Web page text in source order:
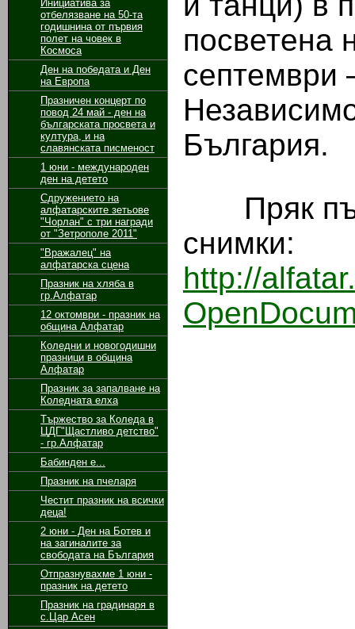
Инициатива за
отбелязване на 50-та
годишнина от първия
полет на човек в
Космоса
Ден на победата и Ден
на Европа
Празничен концерт по
повод 24 май - ден на
българската просвета и
култура, и на
славянската писменост
1 юни - международен
ден на детето
Сдружението на
алфатарските зетьове
"Чорлан" с три награди
от "Зетрополе 2011"
"Вражалец" на
алфатарска сцена
Празник на хляба в
гр.Алфатар
12 октомври - празник на
община Алфатар
Коледни и новогодишни
празници в община
Алфатар
Празник за запалване на
Коледната елха
Тържество за Коледа в
ЦДГ"Щастливо детство"
- гр.Алфатар
Бабинден е...
Празник на пчеларя
Честит празник на всички
деца!
2 юни - Ден на Ботев и
на загиналите за
свободата на България
Отпразнувахме 1 юни -
празник на детето
Празник на градинаря в
с.Цар Асен
посветена
септември
България.
Пряк път
снимки:
http://